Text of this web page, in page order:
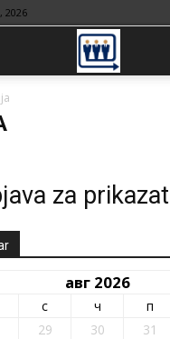
2026
za
авг 2026
с ч п
29 30 31